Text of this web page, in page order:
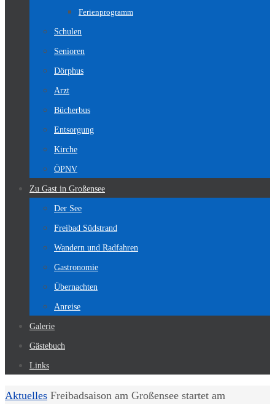
Ferienprogramm
Schulen
Senioren
Dörphus
Arzt
Bücherbus
Entsorgung
Kirche
ÖPNV
Zu Gast in Großensee
Der See
Freibad Südstrand
Wandern und Radfahren
Gastronomie
Übernachten
Anreise
Galerie
Gästebuch
Links
Start
Aktuelles Freibadsaison am Großensee startet am